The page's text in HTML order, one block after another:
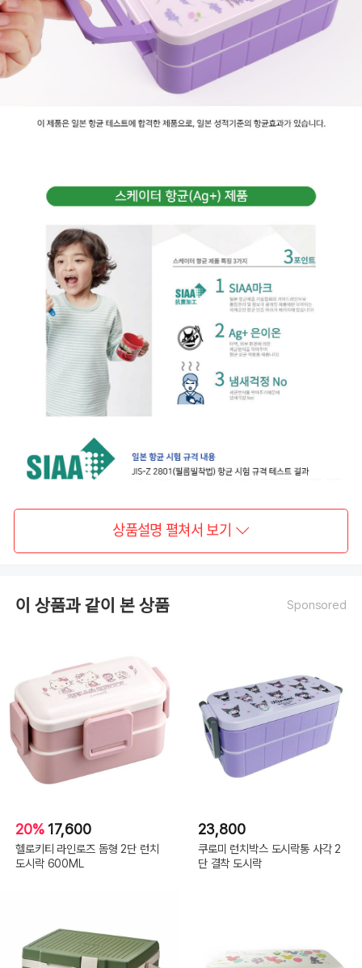
상품설명 펼쳐서 보기
이 상품과 같이 본 상품 Sponsored
20% 17,600
헬로키티 라인로즈 돔형 2단 런치
도시락 600ML
23,800
쿠로미 런치박스 도시락통 사각 2
단 결착 도시락